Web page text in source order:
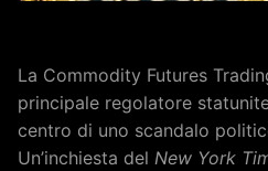
La Commodity Futures
principale regolatore
centro di uno scandalo
Un’inchiesta del New York